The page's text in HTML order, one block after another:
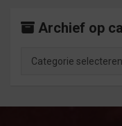
Archief op
categorie